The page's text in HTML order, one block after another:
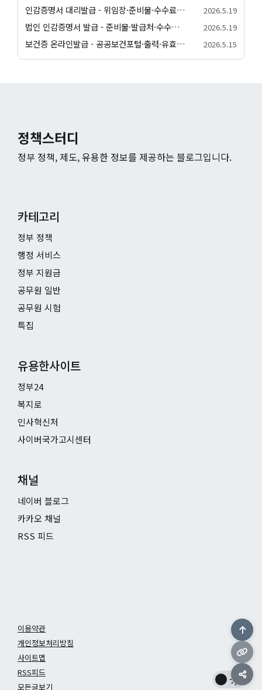
인감증명서 대리발급 - 위임장·준비물·수수료 안내 2026.5.19
법인 인감증명서 발급 - 준비물·발급처·수수료 안내 2026.5.19
보건증 온라인발급 - 공공보건포털·출력·유효기간 안내 2026.5.15
정책스터디
정부 정책, 제도, 유용한 정보를 제공하는 블로그입니다.
카테고리
정부 정책
행정 서비스
정부 지원금
공무원 일반
공무원 시험
특집
유용한사이트
정부24
복지로
인사혁신처
사이버국가고시센터
채널
네이버 블로그
카카오 채널
RSS 피드
이용약관
개인정보처리방침
사이트맵
RSS피드
모든글보기